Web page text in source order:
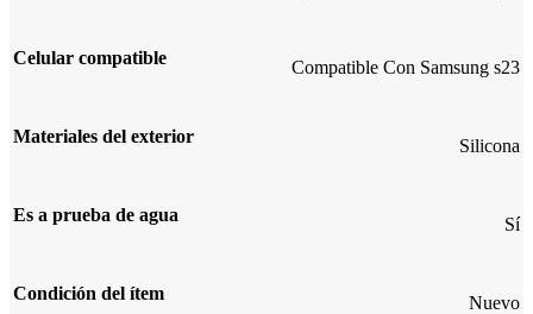
Celular compatible Compatible Con Samsung s23
Materiales del exterior Silicona
Es a prueba de agua Sí
Condición del ítem Nuevo